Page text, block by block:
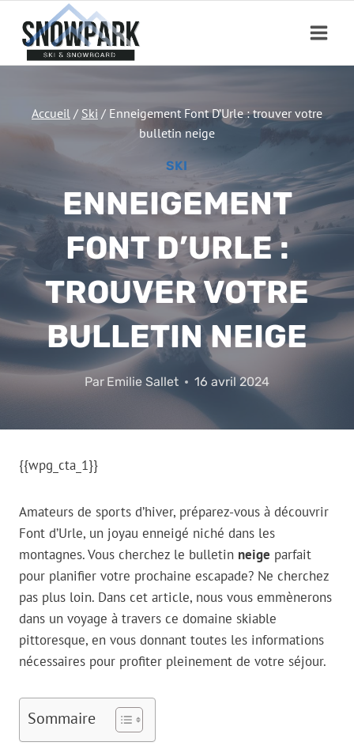
contenu
Accueil / Ski / Enneigement Font D’Urle : trouver votre
bulletin neige
SKI
ENNEIGEMENT
FONT D’URLE :
TROUVER VOTRE
BULLETIN NEIGE
Par Emilie Sallet 16 avril 2024
{{wpg_cta_1}}
Amateurs de sports d’hiver, préparez-vous à découvrir
Font d’Urle, un joyau enneigé niché dans les
montagnes. Vous cherchez le bulletin neige parfait
pour planifier votre prochaine escapade? Ne cherchez
pas plus loin. Dans cet article, nous vous emmènerons
dans un voyage à travers ce domaine skiable
pittoresque, en vous donnant toutes les informations
nécessaires pour profiter pleinement de votre séjour.
Sommaire